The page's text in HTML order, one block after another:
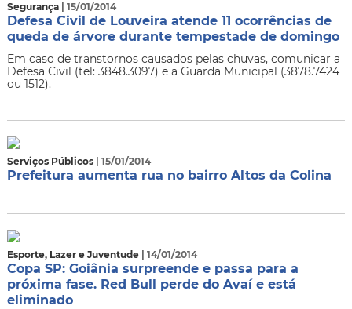
Segurança | 15/01/2014
Defesa Civil de Louveira atende 11 ocorrências de
queda de árvore durante tempestade de domingo
Em caso de transtornos causados pelas chuvas, comunicar a
Defesa Civil (tel: 3848.3097) e a Guarda Municipal (3878.7424
ou 1512).
Serviços Públicos | 15/01/2014
Prefeitura aumenta rua no bairro Altos da Colina
Esporte, Lazer e Juventude | 14/01/2014
Copa SP: Goiânia surpreende e passa para a
próxima fase. Red Bull perde do Avaí e está
eliminado